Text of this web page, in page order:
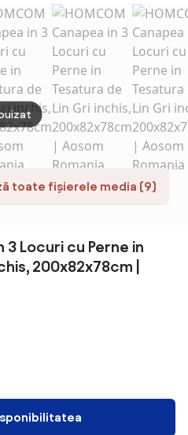
si
bej |
pe 5
toate fișierele media (9)
3 Locuri cu Perne in
200x82x78cm |